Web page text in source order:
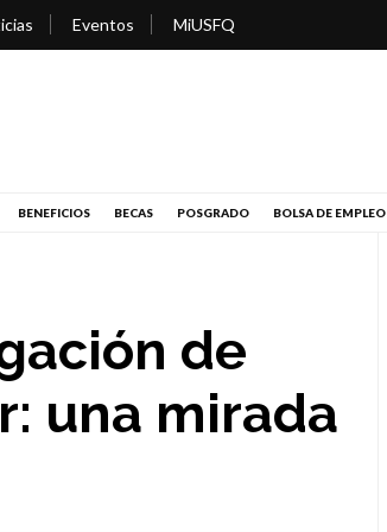
Eventos MiUSFQ
BENEFICIOS BECAS POSGRADO BOLSA DE EMPLEO
de
una mirada